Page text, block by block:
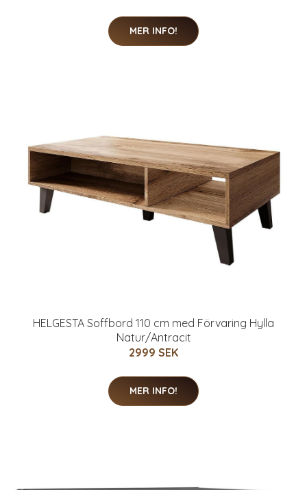
MER INFO!
HELGESTA Soffbord 110 cm med Förvaring Hylla
Natur/Antracit
2999 SEK
MER INFO!